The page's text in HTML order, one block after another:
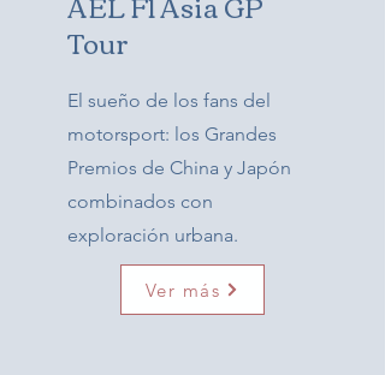
Tour
El sueño de los fans del
motorsport: los Grandes
Premios de China y Japón
combinados con
exploración urbana.
Ver más